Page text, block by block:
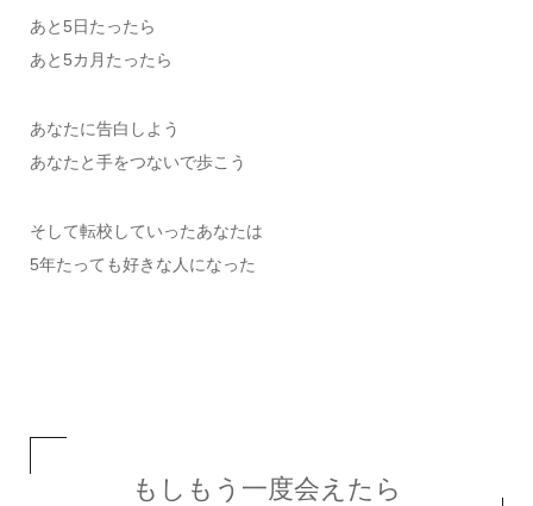
あと5日たったら
あと5カ月たったら
あなたに告白しよう
あなたと手をつないで歩こう
そして転校していったあなたは
5年たっても好きな人になった
もしもう一度会えたら